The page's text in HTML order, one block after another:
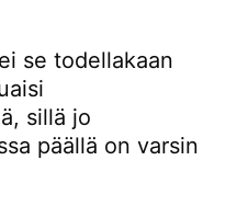
se todellakaan
sillä jo
päällä on varsin